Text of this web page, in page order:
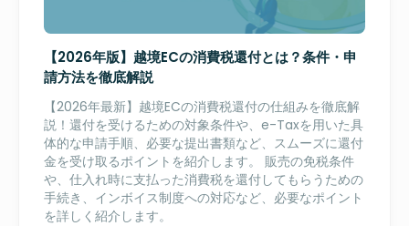
【2026年版】越境ECの消費税還付とは？条件・申
請方法を徹底解説
【2026年最新】越境ECの消費税還付の仕組みを徹底解
説！還付を受けるための対象条件や、e-Taxを用いた具
体的な申請手順、必要な提出書類など、スムーズに還付
金を受け取るポイントを紹介します。 販売の免税条件
や、仕入れ時に支払った消費税を還付してもらうための
手続き、インボイス制度への対応など、必要なポイント
を詳しく紹介します。